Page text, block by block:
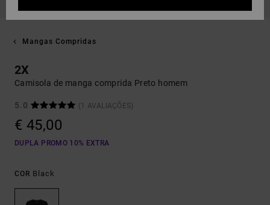
Mangas Compridas
2X
Camisola de manga comprida Preto homem
5.0 (1 AVALIAÇÕES)
€ 45,00
DUPLA PROMO 10% EXTRA
COR Black